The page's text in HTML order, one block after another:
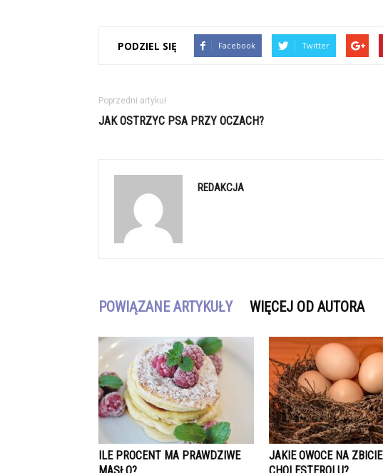
PODZIEL SIĘ Facebook Twitter
Poprzedni artykuł
JAK OSTRZYC PSA PRZY OCZACH?
REDAKCJA
POWIĄZANE ARTYKUŁY WIĘCEJ OD AUTORA
ILE PROCENT MA PRAWDZIWE
JAKIE OWOCE NA ZBICIE